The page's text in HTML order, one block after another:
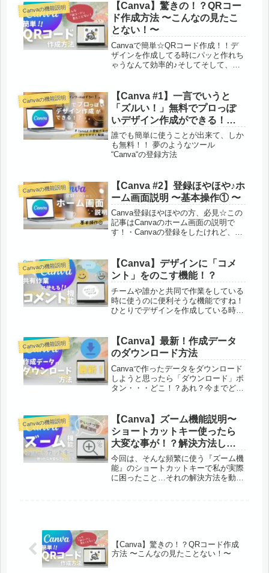
Canvaの機能説明
【Canva】驚きの！？QRコー
ド作成方法 〜こんなの見たこ
とない！〜
Canvaで簡単☆QRコード作成！！デ
ザインを作成してる時にパッと作れち
ゃうなんて効率的♪そしてそして、QR
えてます。これからのQRコードはこ
れで決まり！？
Canvaの機能説明
【Canva #1】一言でいうと
「ズルい！」無料でプロっぽ
いデザイン作成ができる！？
『Canva』その登録方法と
は？
誰でも簡単に使うことが出来て、しか
も無料！！ 夢のようなツール
“Canva“の登録方法
Canvaの機能説明
【Canva #2】登録ほやほや♪ホ
ーム画面説明 〜基本操作① 〜
Canva登録ほやほやの方、必見☆この
記事はCanvaのホーム画面の説明で
す！・Canvaの登録をしたけれど、ホ
わからな〜い・1から理解してからじ
ゃないと怖くてさわれないそん...
Canvaの機能説明
【Canva】デザインに「コメ
ント」をのこす機能！？
チームや誰かと共同で作業をしている
時に使うのに便利そうな機能ですね！
ひとりでデザインを作成している時で
もしれませんでは早速「コメント機
能」を使えるようになっていきましょ
うコメ...
Canvaの機能説明
【Canva】最新！作成データ
のダウンロード方法
Canvaで作ったデータをダウンロード
しようと思ったら「ダウンロード」ボ
タン・・・どこ！？あれ？今までどこ
うな方のために改めて最新の情報と共
に “ダウンロード方法” をお伝え...
Canvaの機能説明
【Canva】ズーム機能説明〜
ショートカットキー使ったら
大変な事が！？解決方法しょ
うかい〜
今回は、そんな頻繁に使う『ズーム機
能』のショートカットキーで私が実際
に困ったこと…それの解決方法を動画
【Canva】驚きの！？QRコード作成
方法 〜こんなの見たことない！〜